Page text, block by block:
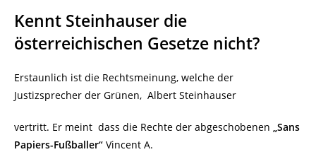
Kennt Steinhauser die
österreichischen Gesetze nicht?
Erstaunlich ist die Rechtsmeinung, welche der
Justizsprecher der Grünen, Albert Steinhauser
vertritt. Er meint dass die Rechte der abgeschobenen „Sans
Papiers-Fußballer“ Vincent A.